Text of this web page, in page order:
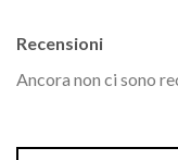
Recensioni
Ancora non ci sono